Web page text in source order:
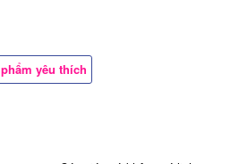
yêu thích